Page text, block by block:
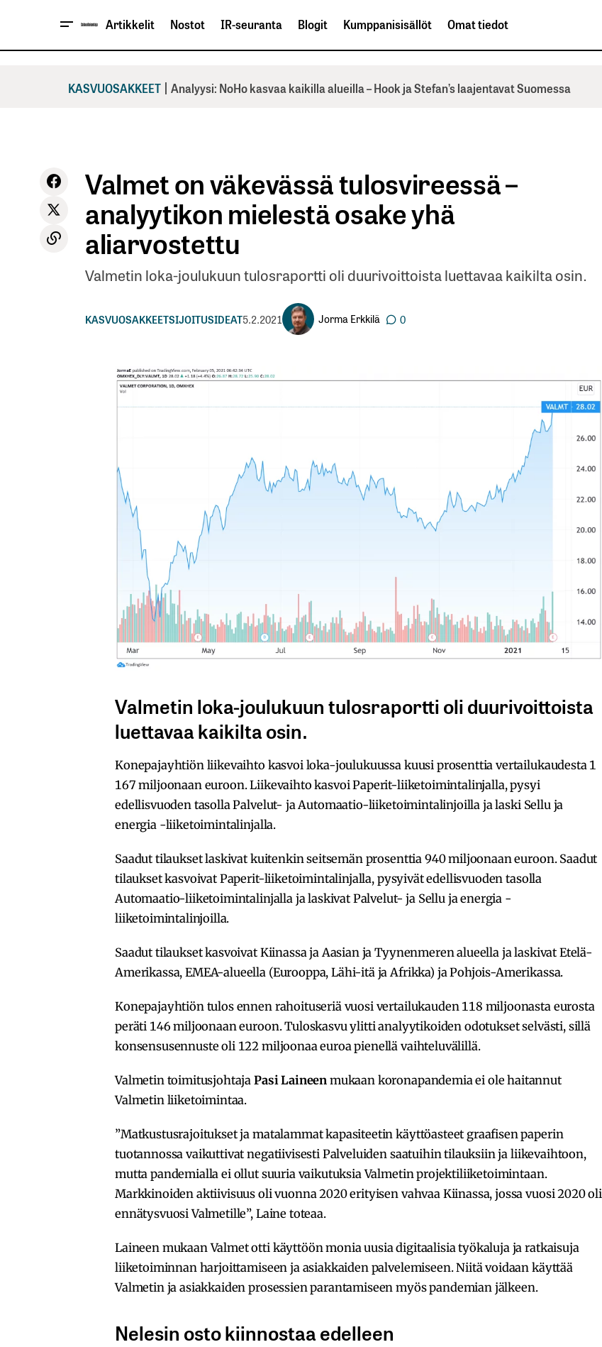
Artikkelit Nostot IR-seuranta Blogit Kumppanisisällöt Omat tiedot
KASVUOSAKKEET | Analyysi: NoHo kasvaa kaikilla alueilla – Hook ja Stefan’s laajentavat Suomessa
Valmet on väkevässä tulosvireessä –
analyytikon mielestä osake yhä
aliarvostettu
Valmetin loka-joulukuun tulosraportti oli duurivoittoista luettavaa kaikilta osin.
KASVUOSAKKEETSIJOITUSIDEAT5.2.2021 Jorma Erkkilä 0
Valmetin loka-joulukuun tulosraportti oli duurivoittoista
luettavaa kaikilta osin.
Konepajayhtiön liikevaihto kasvoi loka-joulukuussa kuusi prosenttia vertailukaudesta 1
167 miljoonaan euroon. Liikevaihto kasvoi Paperit-liiketoimintalinjalla, pysyi
edellisvuoden tasolla Palvelut- ja Automaatio-liiketoimintalinjoilla ja laski Sellu ja
energia -liiketoimintalinjalla.
Saadut tilaukset laskivat kuitenkin seitsemän prosenttia 940 miljoonaan euroon. Saadut
tilaukset kasvoivat Paperit-liiketoimintalinjalla, pysyivät edellisvuoden tasolla
Automaatio-liiketoimintalinjalla ja laskivat Palvelut- ja Sellu ja energia -
liiketoimintalinjoilla.
Saadut tilaukset kasvoivat Kiinassa ja Aasian ja Tyynenmeren alueella ja laskivat Etelä-
Amerikassa, EMEA-alueella (Eurooppa, Lähi-itä ja Afrikka) ja Pohjois-Amerikassa.
Konepajayhtiön tulos ennen rahoituseriä vuosi vertailukauden 118 miljoonasta eurosta
peräti 146 miljoonaan euroon. Tuloskasvu ylitti analyytikoiden odotukset selvästi, sillä
konsensusennuste oli 122 miljoonaa euroa pienellä vaihteluvälillä.
Valmetin toimitusjohtaja Pasi Laineen mukaan koronapandemia ei ole haitannut
Valmetin liiketoimintaa.
”Matkustusrajoitukset ja matalammat kapasiteetin käyttöasteet graafisen paperin
tuotannossa vaikuttivat negatiivisesti Palveluiden saatuihin tilauksiin ja liikevaihtoon,
mutta pandemialla ei ollut suuria vaikutuksia Valmetin projektiliiketoimintaan.
Markkinoiden aktiivisuus oli vuonna 2020 erityisen vahvaa Kiinassa, jossa vuosi 2020 oli
ennätysvuosi Valmetille”, Laine toteaa.
Laineen mukaan Valmet otti käyttöön monia uusia digitaalisia työkaluja ja ratkaisuja
liiketoiminnan harjoittamiseen ja asiakkaiden palvelemiseen. Niitä voidaan käyttää
Valmetin ja asiakkaiden prosessien parantamiseen myös pandemian jälkeen.
Nelesin osto kiinnostaa edelleen